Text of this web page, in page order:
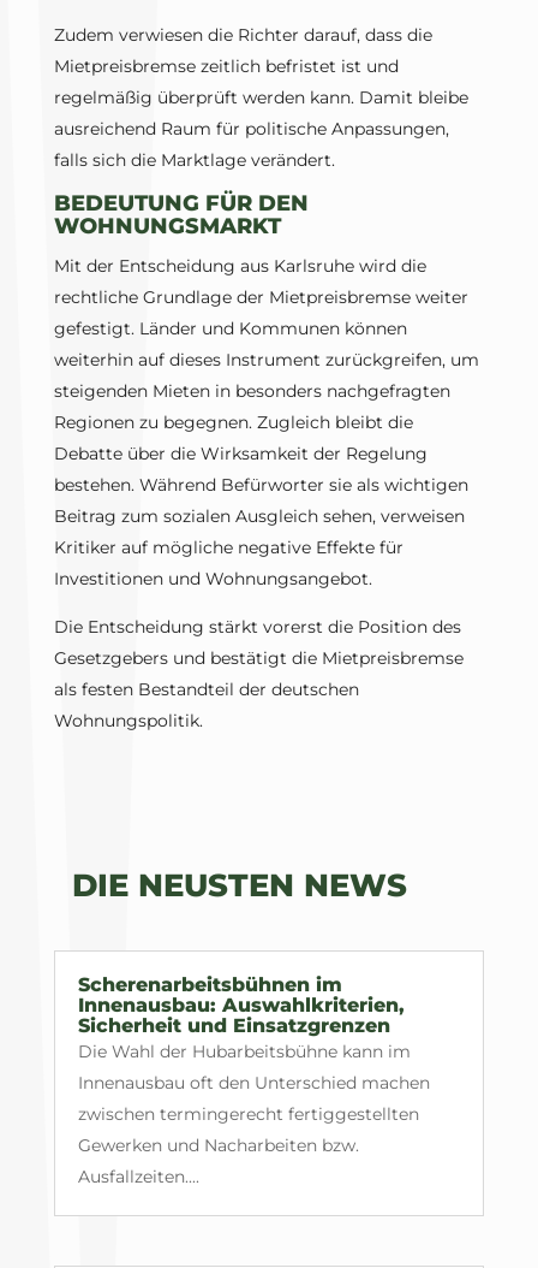
Zudem verwiesen die Richter darauf, dass die
Mietpreisbremse zeitlich befristet ist und
regelmäßig überprüft werden kann. Damit bleibe
ausreichend Raum für politische Anpassungen,
falls sich die Marktlage verändert.
BEDEUTUNG FÜR DEN
WOHNUNGSMARKT
Mit der Entscheidung aus Karlsruhe wird die
rechtliche Grundlage der Mietpreisbremse weiter
gefestigt. Länder und Kommunen können
weiterhin auf dieses Instrument zurückgreifen, um
steigenden Mieten in besonders nachgefragten
Regionen zu begegnen. Zugleich bleibt die
Debatte über die Wirksamkeit der Regelung
bestehen. Während Befürworter sie als wichtigen
Beitrag zum sozialen Ausgleich sehen, verweisen
Kritiker auf mögliche negative Effekte für
Investitionen und Wohnungsangebot.
Die Entscheidung stärkt vorerst die Position des
Gesetzgebers und bestätigt die Mietpreisbremse
als festen Bestandteil der deutschen
Wohnungspolitik.
DIE NEUSTEN NEWS
Scherenarbeitsbühnen im
Innenausbau: Auswahlkriterien,
Sicherheit und Einsatzgrenzen
Die Wahl der Hubarbeitsbühne kann im
Innenausbau oft den Unterschied machen
zwischen termingerecht fertiggestellten
Gewerken und Nacharbeiten bzw.
Ausfallzeiten....